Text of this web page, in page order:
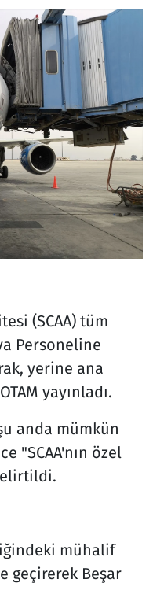
(SCAA) tüm
Personeline
yerine ana
yayınladı.
anda mümkün
"SCAA'nın özel
mühalif
geçirerek Beşar